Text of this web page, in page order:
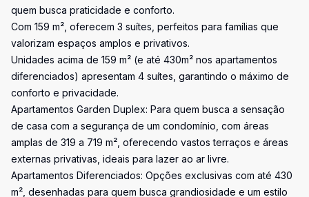
quem busca praticidade e conforto.
Com 159 m², oferecem 3 suítes, perfeitos para famílias que
valorizam espaços amplos e privativos.
Unidades acima de 159 m² (e até 430m² nos apartamentos
diferenciados) apresentam 4 suítes, garantindo o máximo de
conforto e privacidade.
Apartamentos Garden Duplex: Para quem busca a sensação
de casa com a segurança de um condomínio, com áreas
amplas de 319 a 719 m², oferecendo vastos terraços e áreas
externas privativas, ideais para lazer ao ar livre.
Apartamentos Diferenciados: Opções exclusivas com até 430
m², desenhadas para quem busca grandiosidade e um estilo